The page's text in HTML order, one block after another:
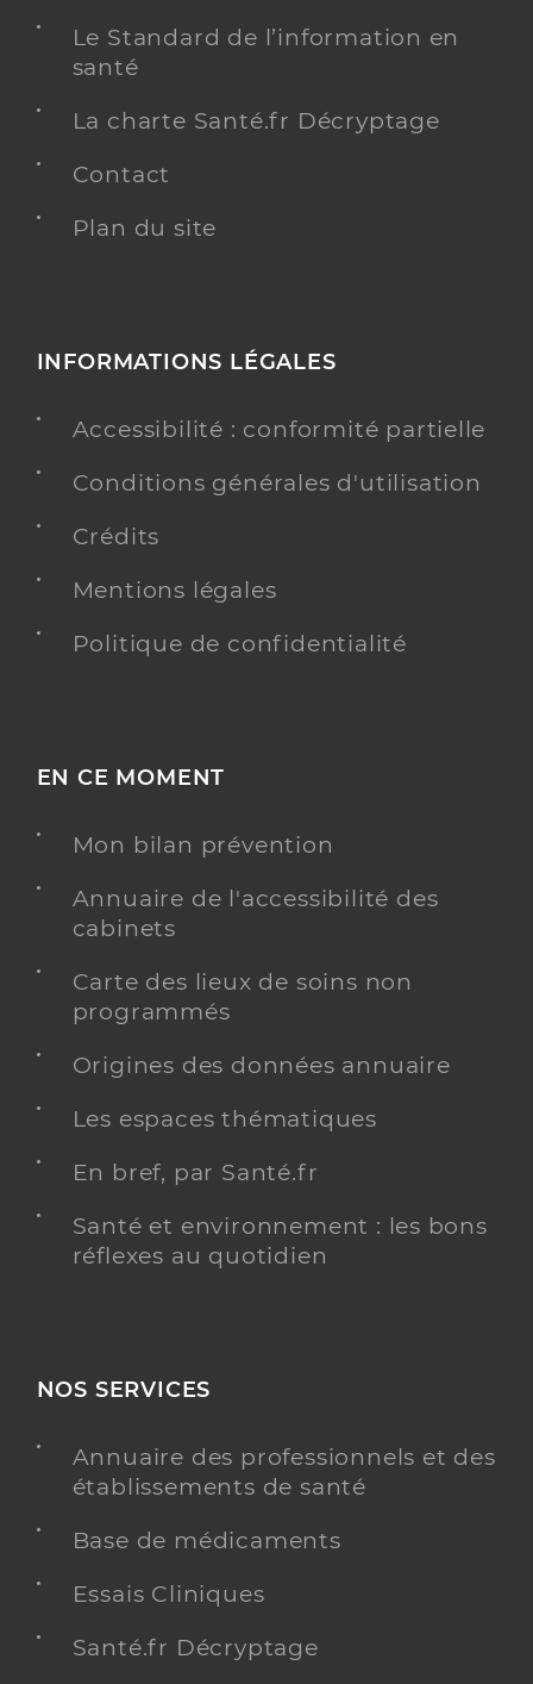
Le Standard de l’information en
santé
La charte Santé.fr Décryptage
Contact
Plan du site
INFORMATIONS LÉGALES
Accessibilité : conformité partielle
Conditions générales d'utilisation
Crédits
Mentions légales
Politique de confidentialité
EN CE MOMENT
Mon bilan prévention
Annuaire de l'accessibilité des
cabinets
Carte des lieux de soins non
programmés
Origines des données annuaire
Les espaces thématiques
En bref, par Santé.fr
Santé et environnement : les bons
réflexes au quotidien
NOS SERVICES
Annuaire des professionnels et des
établissements de santé
Base de médicaments
Essais Cliniques
Santé.fr Décryptage